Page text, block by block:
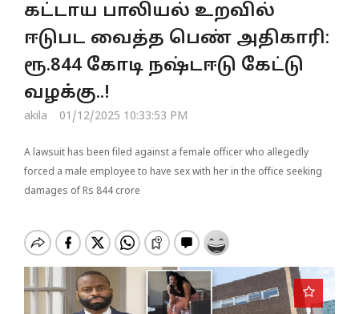
a
v
g
a
t
o
n
கட்டாய பாலியல் உறவில்
ஈடுபட வைத்த பெண் அதிகாரி:
ரூ.844 கோடி நஷ்டஈடு கேட்டு
வழக்கு..!
akila 01/12/2025 10:33:53 PM
A lawsuit has been filed against a female officer who allegedly
forced a male employee to have sex with her in the office seeking
damages of Rs 844 crore